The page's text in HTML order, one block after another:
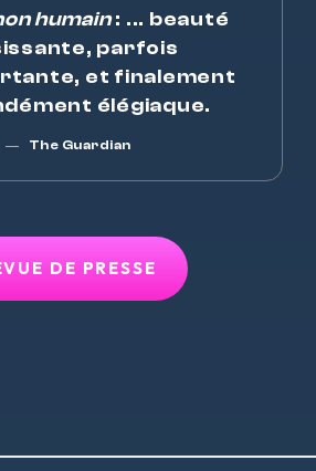
humain: ... beauté
parfois
et finalement
élégiaque.
The Guardian
DE PRESSE